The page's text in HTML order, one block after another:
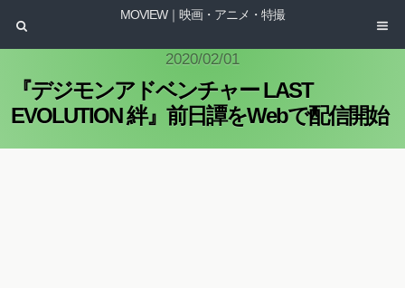
MOVIEW｜映画・アニメ・特撮
2020/02/01
『デジモンアドベンチャー LAST
EVOLUTION 絆』前日譚をWebで配信開始